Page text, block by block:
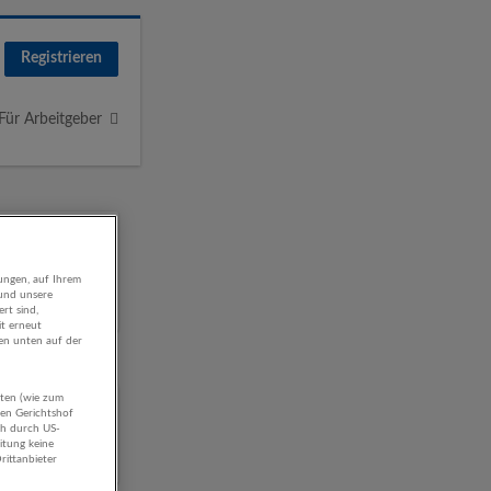
Registrieren
Für Arbeitgeber
auf Ihrem
unsere
sind,
erneut
unten auf der
(wie zum
Gerichtshof
durch US-
keine